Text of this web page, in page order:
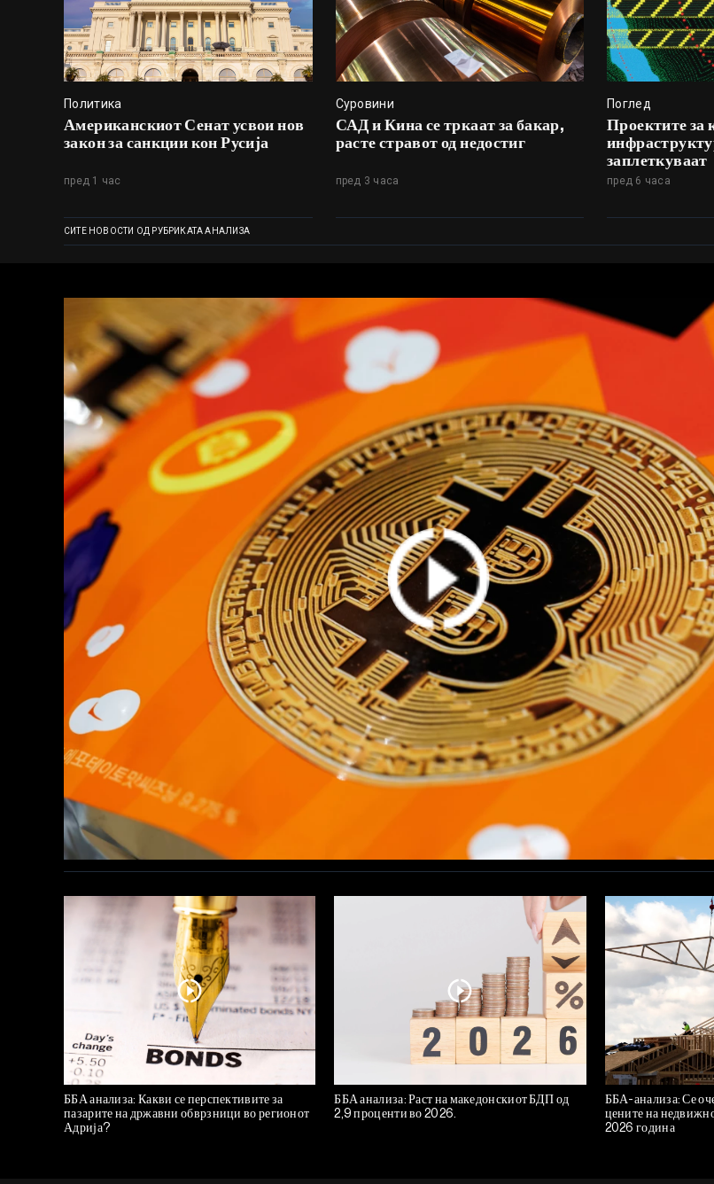
Политика
Американскиот Сенат усвои нов
закон за санкции кон Русија
пред 1 час
Суровини
САД и Кина се тркаат за бакар,
расте стравот од недостиг
пред 3 часа
Поглед
Проектите за
заплеткуваат
пред 6 часа
СИТЕ НОВОСТИ ОД РУБРИКАТА АНАЛИЗА
ББА анализа: Какви се перспективите за
пазарите на државни обврзници во регионот
Адрија?
ББА анализа: Раст на македонскиот БДП од
2,9 проценти во 2026.
ББА-анализа: Се
цените на
2026 година